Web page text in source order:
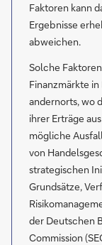
Faktoren kann
Ergebnisse
abweichen.
Solche
Finanzmärkte
andernorts, wo
ihrer Erträge
mögliche
von
strategischen
Grundsätze,
der Deutschen
Commission